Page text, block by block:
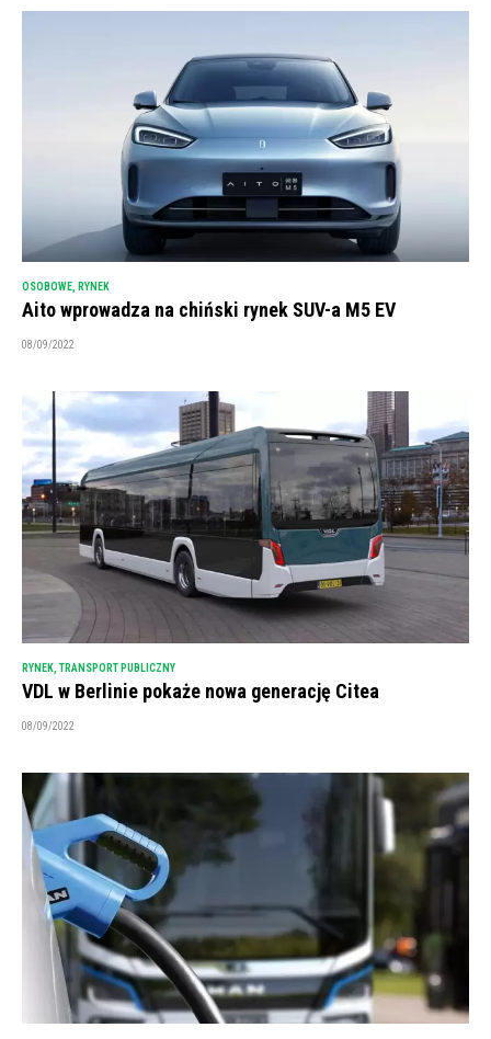
OSOBOWE, RYNEK
Aito wprowadza na chiński rynek SUV-a M5 EV
08/09/2022
RYNEK TRANSPORT PUBLICZNY
VDL w Berlinie pokaże nowa generację Citea
08/09/2022